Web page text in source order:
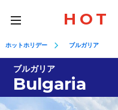
toggle
navigation
HOT
ホットホリデー ブルガリア
ブルガリア
Bulgaria